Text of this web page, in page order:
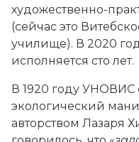
художественно-
(сейчас это
училище). В 2020
исполняется сто лет.
В 1920 году УНОВИС
экологический
авторством Лазаря